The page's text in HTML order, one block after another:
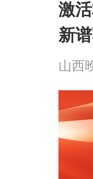
激
新
山西